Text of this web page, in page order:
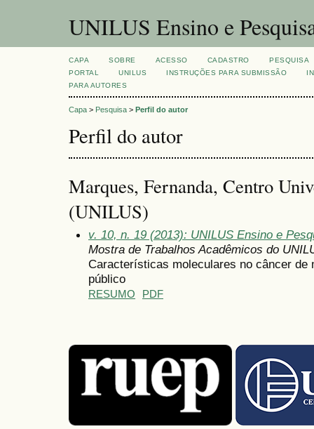
UNILUS Ensino e
CAPA SOBRE ACESSO CADASTRO
PESQUISA
PORTAL
UNILUS INSTRUÇÕES PARA SUBMISSÃO
PARA AUTORES
Capa > Pesquisa > Perfil do autor
Perfil do autor
Marques, Fernanda, Centro
(UNILUS)
v. 10, n. 19 (2013): UNILUS Ensino e
Mostra de Trabalhos Acadêmicos do
Características moleculares no câncer de
público
RESUMO PDF